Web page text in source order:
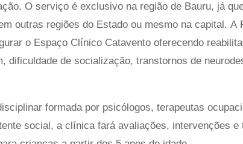
O serviço é exclusivo na região de Bauru, já
outras regiões do Estado ou mesmo na capital. A
o Espaço Clínico Catavento oferecendo
dificuldade de socialização, transtornos de
formada por psicólogos, terapeutas
social, a clínica fará avaliações, intervenções